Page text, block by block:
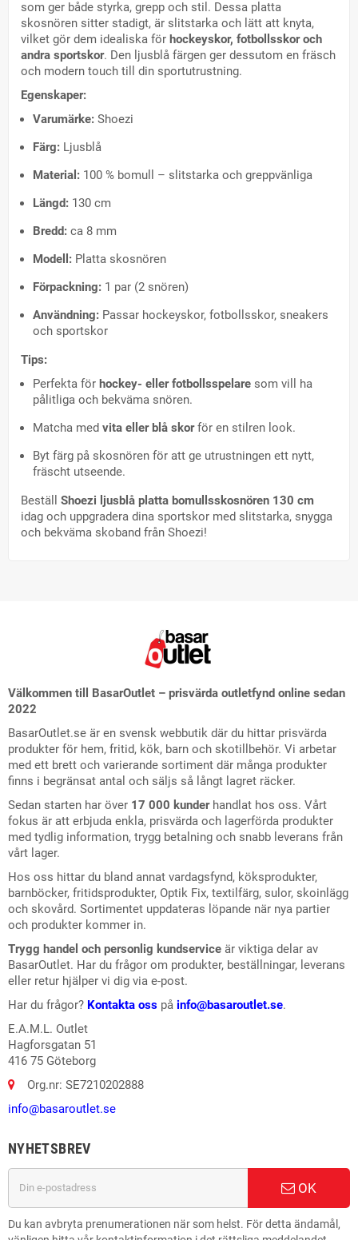
som ger både styrka, grepp och stil. Dessa platta
skosnören sitter stadigt, är slitstarka och lätt att knyta,
vilket gör dem idealiska för hockeyskor, fotbollsskor och
andra sportskor. Den ljusblå färgen ger dessutom en fräsch
och modern touch till din sportutrustning.
Egenskaper:
Varumärke: Shoezi
Färg: Ljusblå
Material: 100 % bomull – slitstarka och greppvänliga
Längd: 130 cm
Bredd: ca 8 mm
Modell: Platta skosnören
Förpackning: 1 par (2 snören)
Användning: Passar hockeyskor, fotbollsskor, sneakers
och sportskor
Tips:
Perfekta för hockey- eller fotbollsspelare som vill ha
pålitliga och bekväma snören.
Matcha med vita eller blå skorför en stilren look.
Byt färg på skosnören för att ge utrustningen ett nytt,
fräscht utseende.
Beställ Shoezi ljusblå platta bomullsskosnören 130 cm
idag och uppgradera dina sportskor med slitstarka, snygga
och bekväma skoband från Shoezi!
Välkommen till BasarOutlet – prisvärda outletfynd online sedan
2022
BasarOutlet.se är en svensk webbutik där du hittar prisvärda
produkter för hem, fritid, kök, barn och skotillbehör. Vi arbetar
med ett brett och varierande sortiment där många produkter
finns i begränsat antal och säljs så långt lagret räcker.
Sedan starten har över 17 000 kunderhandlat hos oss. Vårt
fokus är att erbjuda enkla, prisvärda och lagerförda produkter
med tydlig information, trygg betalning och snabb leverans från
vårt lager.
Hos oss hittar du bland annat vardagsfynd, köksprodukter,
barnböcker, fritidsprodukter, Optik Fix, textilfärg, sulor, skoinlägg
och skovård. Sortimentet uppdateras löpande när nya partier
och produkter kommer in.
Trygg handel och personlig kundservice är viktiga delar av
BasarOutlet. Har du frågor om produkter, beställningar, leverans
eller retur hjälper vi dig via e-post.
Har du frågor? Kontakta oss på info@basaroutlet.se.
E.A.M.L. Outlet
Hagforsgatan 51
416 75 Göteborg
Org.nr: SE7210202888
info@basaroutlet.se
NYHETSBREV
OK
Du kan avbryta prenumerationen när som helst. För detta ändamål,